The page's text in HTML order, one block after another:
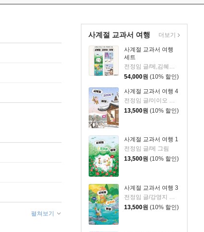
사계절 교과서 여행
사계절 교과서 여행
세트
전정임 글/메,김혜원,강영지,이이오 그림
54,000원 (10% 할인)
사계절 교과서 여행 4
전정임 글/이이오 그림
13,500원 (10% 할인)
사계절 교과서 여행 1
전정임 글/메 그림
13,500원 (10% 할인)
사계절 교과서 여행 3
13,500원 (10% 할인)
더보기
펼쳐보기